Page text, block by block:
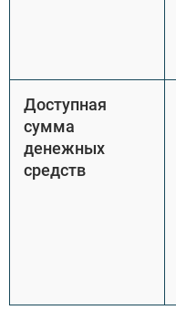
Доступная
сумма
денежных
средств